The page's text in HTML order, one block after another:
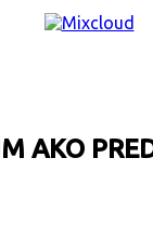
AKO